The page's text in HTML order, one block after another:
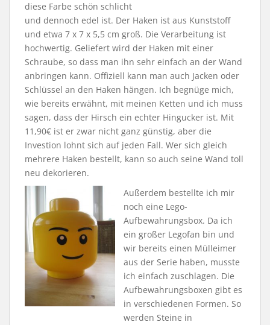
diese Farbe schön schlicht
und dennoch edel ist. Der Haken ist aus Kunststoff
und etwa 7 x 7 x 5,5 cm groß. Die Verarbeitung ist
hochwertig. Geliefert wird der Haken mit einer
Schraube, so dass man ihn sehr einfach an der Wand
anbringen kann. Offiziell kann man auch Jacken oder
Schlüssel an den Haken hängen. Ich begnüge mich,
wie bereits erwähnt, mit meinen Ketten und ich muss
sagen, dass der Hirsch ein echter Hingucker ist. Mit
11,90€ ist er zwar nicht ganz günstig, aber die
Investion lohnt sich auf jeden Fall. Wer sich gleich
mehrere Haken bestellt, kann so auch seine Wand toll
neu dekorieren.
Außerdem bestellte ich mir
noch eine Lego-
Aufbewahrungsbox. Da ich
ein großer Legofan bin und
wir bereits einen Mülleimer
aus der Serie haben, musste
ich einfach zuschlagen. Die
Aufbewahrungsboxen gibt es
in verschiedenen Formen. So
werden Steine in